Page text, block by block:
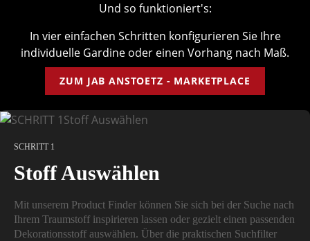
Und so funktioniert's:
In vier einfachen Schritten konfigurieren Sie Ihre
individuelle Gardine oder einen Vorhang nach Maß.
ZUM JAB ANSTOETZ - MARKETPLACE
SCHRITT 1
Stoff Auswählen
Mit unserem Product Finder können Sie sich bei der Suche nach
Ihrem Traumstoff inspirieren lassen oder gezielt einen passenden
Dekorationsstoff auswählen. Über die praktischen Suchfilter